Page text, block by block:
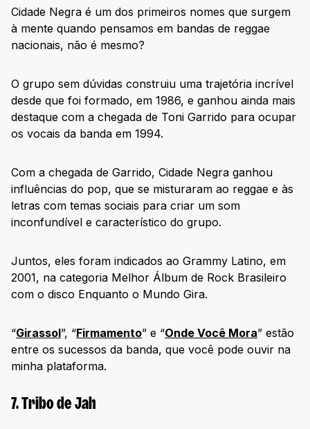
Cidade Negra é um dos primeiros nomes que surgem
à mente quando pensamos em bandas de reggae
nacionais, não é mesmo?
O grupo sem dúvidas construiu uma trajetória incrível
desde que foi formado, em 1986, e ganhou ainda mais
destaque com a chegada de Toni Garrido para ocupar
os vocais da banda em 1994.
Com a chegada de Garrido, Cidade Negra ganhou
influências do pop, que se misturaram ao reggae e às
letras com temas sociais para criar um som
inconfundível e característico do grupo.
Juntos, eles foram indicados ao Grammy Latino, em
2001, na categoria Melhor Álbum de Rock Brasileiro
com o disco Enquanto o Mundo Gira.
“Girassol”, “Firmamento” e “Onde Você Mora” estão
entre os sucessos da banda, que você pode ouvir na
minha plataforma.
7. Tribo de Jah